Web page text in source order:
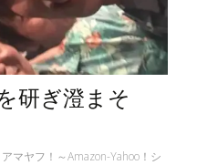
研ぎ澄まそ
アマヤフ！～Amazon-Yahoo！シ